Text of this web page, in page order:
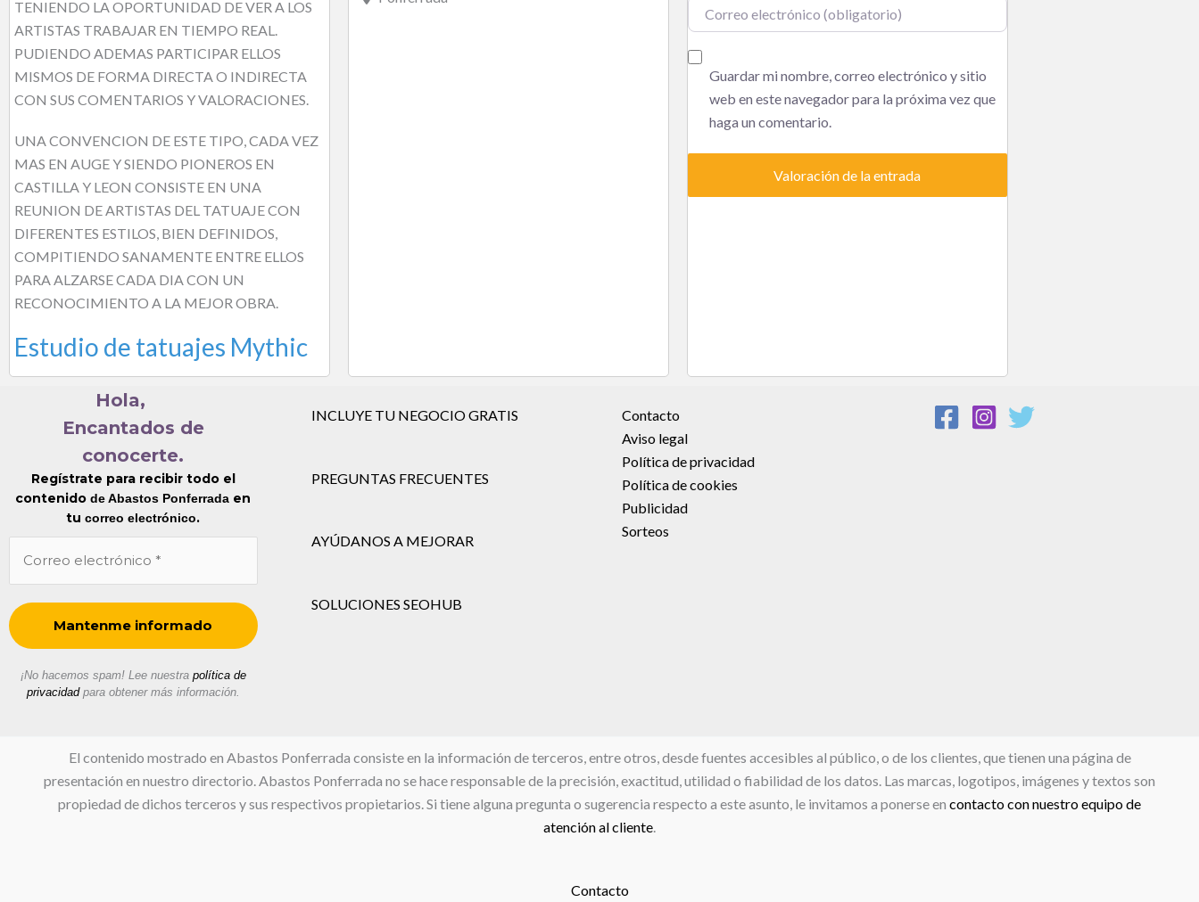
TENIENDO LA OPORTUNIDAD DE VER A LOS
ARTISTAS TRABAJAR EN TIEMPO REAL.
PUDIENDO ADEMAS PARTICIPAR ELLOS
MISMOS DE FORMA DIRECTA O INDIRECTA
CON SUS COMENTARIOS Y VALORACIONES.
UNA CONVENCION DE ESTE TIPO, CADA VEZ
MAS EN AUGE Y SIENDO PIONEROS EN
CASTILLA Y LEON CONSISTE EN UNA
REUNION DE ARTISTAS DEL TATUAJE CON
DIFERENTES ESTILOS, BIEN DEFINIDOS,
COMPITIENDO SANAMENTE ENTRE ELLOS
PARA ALZARSE CADA DIA CON UN
RECONOCIMIENTO A LA MEJOR OBRA.
Estudio de tatuajes Mythic
Correo electrónico
Guardar mi nombre, correo electrónico y sitio
web en este navegador para la próxima vez que
haga un comentario.
Hola,
Encantados de
conocerte.
Regístrate para recibir todo el
contenidode Abastos Ponferrada en
tucorreo electrónico.
¡No hacemos spam! Lee nuestra política de
privacidadpara obtener más información.
INCLUYE TU NEGOCIO GRATIS
PREGUNTAS FRECUENTES
AYÚDANOS A MEJORAR
SOLUCIONES SEOHUB
Contacto
Aviso legal
Política de privacidad
Política de cookies
Publicidad
Sorteos
El contenido mostrado en Abastos Ponferrada consiste en la información de terceros, entre otros, desde fuentes accesibles al público, o de los clientes, que tienen una página de
presentación en nuestro directorio. Abastos Ponferrada no se hace responsable de la precisión, exactitud, utilidad o fiabilidad de los datos. Las marcas, logotipos, imágenes y textos son
propiedad de dichos terceros y sus respectivos propietarios. Si tiene alguna pregunta o sugerencia respecto a este asunto, le invitamos a ponerse en contacto con nuestro equipo de
atención al cliente
Contacto